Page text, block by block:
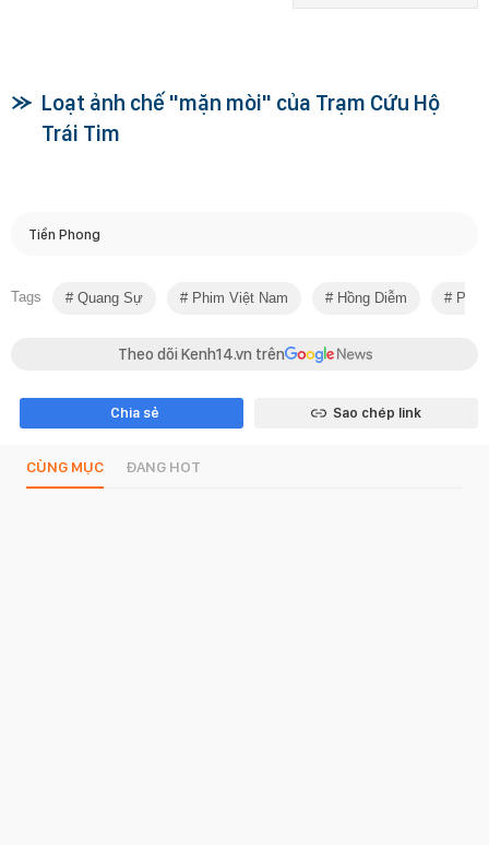
Loạt ảnh chế "mặn mòi" của Trạm Cứu Hộ
Trái Tim
Tiền Phong
Tags Quang Sự Phim Việt Nam Hồng Diễm Phim
Theo dõi Kenh14.vn trên
Chia sẻ Sao chép link
CÙNG MỤC ĐANG HOT